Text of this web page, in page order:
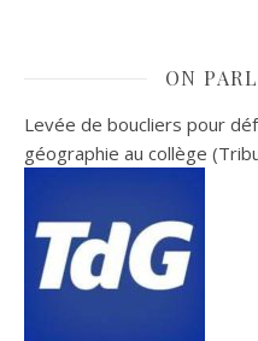
ON
Levée de boucliers pour
géographie au collège